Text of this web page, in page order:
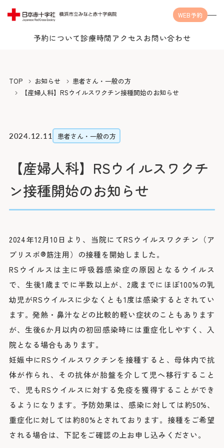
WEB予約
予約について診療時間アクセスお問い合わせ
当院について
当院についてTOP
みなとの思い
みなとの医療
施設概要と沿革
病院の理念・活動方針・患者さんの権利と責務
フロア案内
みなとの災害対応
寄付のご案内
ボランティア募集
横浜みなと赤十字病院奉仕団
よくあるご質問
取材のご案内
入札情報
臨床指標
情報公開
受診案内
初診の方
再診の方
専門外来
セカンドオピニオン外来
外来担当医表・休診表
入院・面会のご案内
入院について
退院・お支払いについて
緩和ケア病棟への入院について
お見舞い・面会について
病室について
その他のご案内
人間ドック・健診について
診療科・センター・部門
脳神経内科
脳神経外科
循環器内科
心臓血管外科
呼吸器内科
呼吸器外科
消化器内科
救急部
糖尿病内分泌内科
感染症科
血液内科
腎臓内科
膠原病リウマチ内科
精神科
小児科
乳腺外科
整形外科
形成外科
皮膚科
泌尿器科
産婦人科
眼科
医療関係者の方へ
医療連携TOP
検査の予約（高度医療機器共同利用）
みなと赤十字病院登録医について
地域医療機関向け広報誌「みなとからの風」
みなとセミナー（地域医療関係者向け研修）
医療連携センターについて
採用情報
採用情報TOP
みなとの採用理念
スタッフ紹介
数字で見るみなと
福利厚生
募集要項
外来受診の方
入院・面会の方
TOP お知らせ
患者さん・一般の方
【産婦人科】RSウイルスワクチン接種開始のお知らせ
2024.12.11 患者さん・一般の方
【産婦人科】RSウイルスワクチ
ン接種開始のお知らせ
2024年12月10日より、当院にてRSウイルスワクチン（ア
ブリスボ®筋注用）の接種を開始しました。
RSウイルスは主に呼吸器感染症の原因となるウイルス
で、生後1歳までに半数以上が、2歳までにほぼ100%の乳
幼児がRSウイルスに少なくとも1度は感染するとされてい
ます。発熱・鼻汁などの比較的軽い症状のこともあります
が、生後6か月以内の初回感染時には重症化しやすく、入
院となる場合もあります。
妊娠中にRSウイルスワクチンを接種すると、母体内で抗
体が作られ、その抗体が胎盤を介して児へ移行すること
で、児もRSウイルスに対する免疫を獲得することができ
るようになります。予防効果は、感染に対しては約50%、
重症化に対しては約80%とされております。接種をご希望
される場合は、下記をご確認の上お申し込みください。